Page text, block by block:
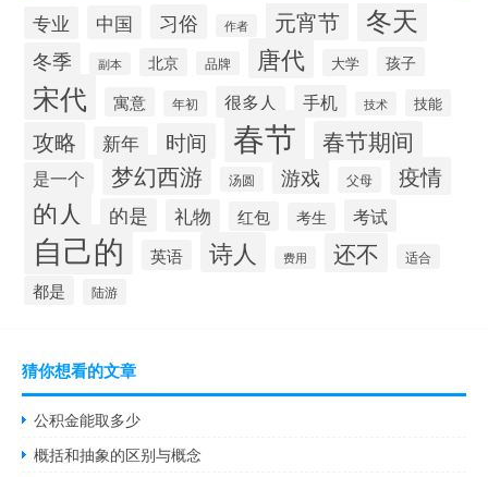
专业 中国 习俗 作者 元宵节 冬天
冬季 副本 北京 品牌 唐代 大学 孩子
宋代 寓意 年初 很多人 手机 技术 技能
攻略 新年 时间 春节 春节期间
是一个 梦幻西游 汤圆 游戏 父母 疫情
的人 的是 礼物 红包 考生 考试
自己的 英语 诗人 费用 还不 适合
都是 陆游
猜你想看的文章
公积金能取多少
概括和抽象的区别与概念